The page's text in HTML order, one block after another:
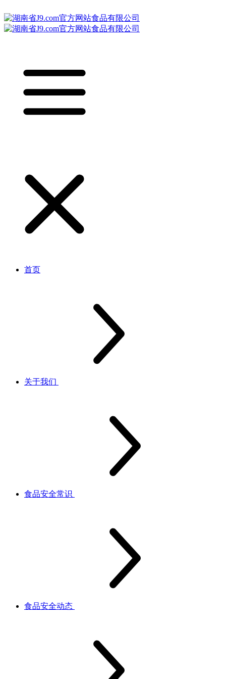
首页
关于我们
食品安全常识
食品安全动态